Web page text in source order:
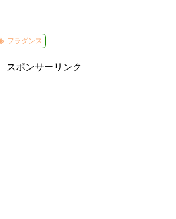
フラダンス
スポンサーリンク